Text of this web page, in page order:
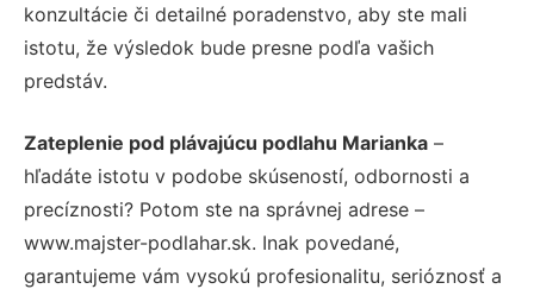
konzultácie či detailné poradenstvo, aby ste mali
istotu, že výsledok bude presne podľa vašich
predstáv.
Zateplenie pod plávajúcu podlahu Marianka –
hľadáte istotu v podobe skúseností, odbornosti a
precíznosti? Potom ste na správnej adrese –
www.majster-podlahar.sk. Inak povedané,
garantujeme vám vysokú profesionalitu, serióznosť a